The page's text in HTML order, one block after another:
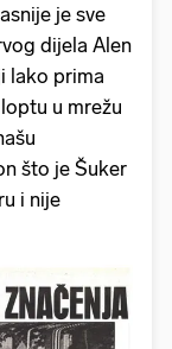
je sve
dijela Alen
lako prima
u mrežu
što je Šuker
i nije